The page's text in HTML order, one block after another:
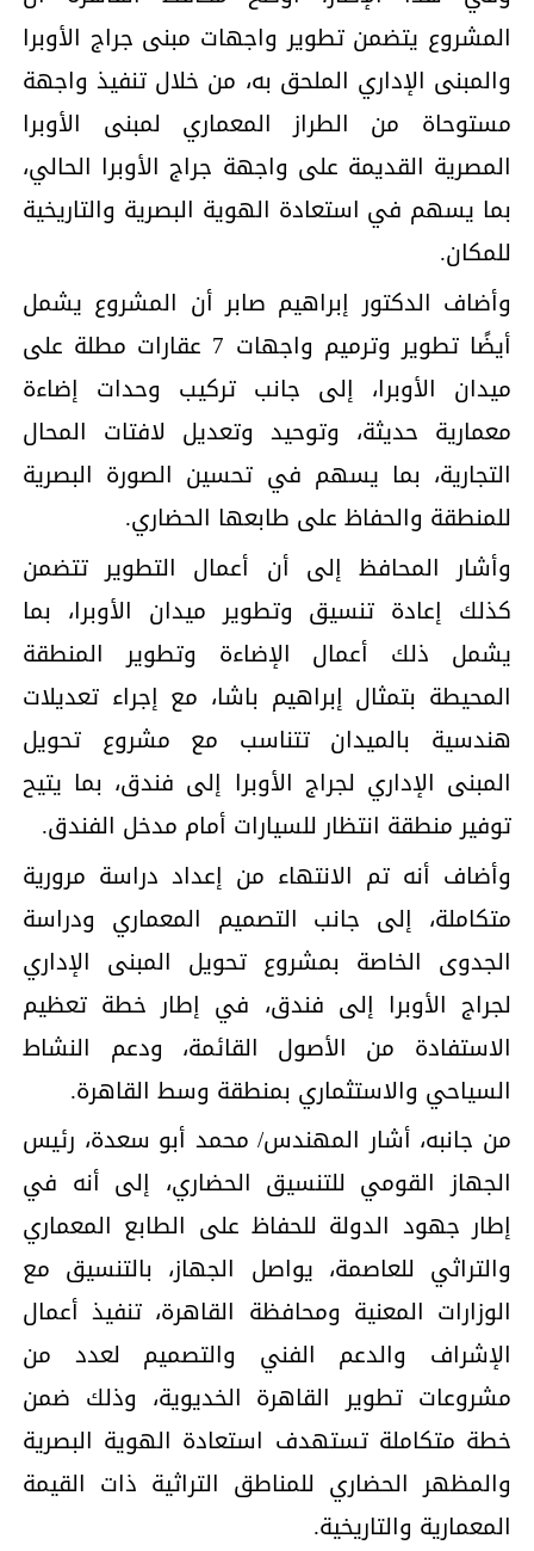
المشروع يتضمن تطوير واجهات مبنى جراج الأوبرا
والمبنى الإداري الملحق به، من خلال تنفيذ واجهة
مستوحاة من الطراز المعماري لمبنى الأوبرا
المصرية القديمة على واجهة جراج الأوبرا الحالي،
بما يسهم في استعادة الهوية البصرية والتاريخية
للمكان.
وأضاف الدكتور إبراهيم صابر أن المشروع يشمل
أيضًا تطوير وترميم واجهات 7 عقارات مطلة على
ميدان الأوبرا، إلى جانب تركيب وحدات إضاءة
معمارية حديثة، وتوحيد وتعديل لافتات المحال
التجارية، بما يسهم في تحسين الصورة البصرية
للمنطقة والحفاظ على طابعها الحضاري.
وأشار المحافظ إلى أن أعمال التطوير تتضمن
كذلك إعادة تنسيق وتطوير ميدان الأوبرا، بما
يشمل ذلك أعمال الإضاءة وتطوير المنطقة
المحيطة بتمثال إبراهيم باشا، مع إجراء تعديلات
هندسية بالميدان تتناسب مع مشروع تحويل
المبنى الإداري لجراج الأوبرا إلى فندق، بما يتيح
توفير منطقة انتظار للسيارات أمام مدخل الفندق.
وأضاف أنه تم الانتهاء من إعداد دراسة مرورية
متكاملة، إلى جانب التصميم المعماري ودراسة
الجدوى الخاصة بمشروع تحويل المبنى الإداري
لجراج الأوبرا إلى فندق، في إطار خطة تعظيم
الاستفادة من الأصول القائمة، ودعم النشاط
السياحي والاستثماري بمنطقة وسط القاهرة.
من جانبه، أشار المهندس/ محمد أبو سعدة، رئيس
الجهاز القومي للتنسيق الحضاري، إلى أنه في
إطار جهود الدولة للحفاظ على الطابع المعماري
والتراثي للعاصمة، يواصل الجهاز، بالتنسيق مع
الوزارات المعنية ومحافظة القاهرة، تنفيذ أعمال
الإشراف والدعم الفني والتصميم لعدد من
مشروعات تطوير القاهرة الخديوية، وذلك ضمن
خطة متكاملة تستهدف استعادة الهوية البصرية
والمظهر الحضاري للمناطق التراثية ذات القيمة
المعمارية والتاريخية.